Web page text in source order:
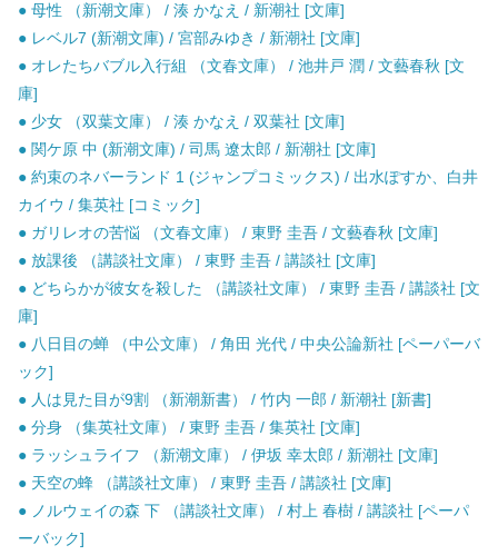
● 母性 （新潮文庫） / 湊 かなえ / 新潮社 [文庫]
● レベル7 (新潮文庫) / 宮部みゆき / 新潮社 [文庫]
● オレたちバブル入行組 （文春文庫） / 池井戸 潤 / 文藝春秋 [文
庫]
● 少女 （双葉文庫） / 湊 かなえ / 双葉社 [文庫]
● 関ケ原 中 (新潮文庫) / 司馬 遼太郎 / 新潮社 [文庫]
● 約束のネバーランド 1 (ジャンプコミックス) / 出水ぽすか、白井
カイウ / 集英社 [コミック]
● ガリレオの苦悩 （文春文庫） / 東野 圭吾 / 文藝春秋 [文庫]
● 放課後 （講談社文庫） / 東野 圭吾 / 講談社 [文庫]
● どちらかが彼女を殺した （講談社文庫） / 東野 圭吾 / 講談社 [文
庫]
● 八日目の蝉 （中公文庫） / 角田 光代 / 中央公論新社 [ペーパーバ
ック]
● 人は見た目が9割 （新潮新書） / 竹内 一郎 / 新潮社 [新書]
● 分身 （集英社文庫） / 東野 圭吾 / 集英社 [文庫]
● ラッシュライフ （新潮文庫） / 伊坂 幸太郎 / 新潮社 [文庫]
● 天空の蜂 （講談社文庫） / 東野 圭吾 / 講談社 [文庫]
● ノルウェイの森 下 （講談社文庫） / 村上 春樹 / 講談社 [ペーパ
ーバック]